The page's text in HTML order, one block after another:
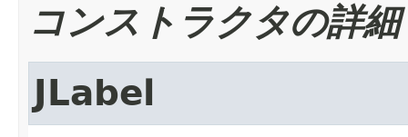
コンストラクタの詳細
JLabel